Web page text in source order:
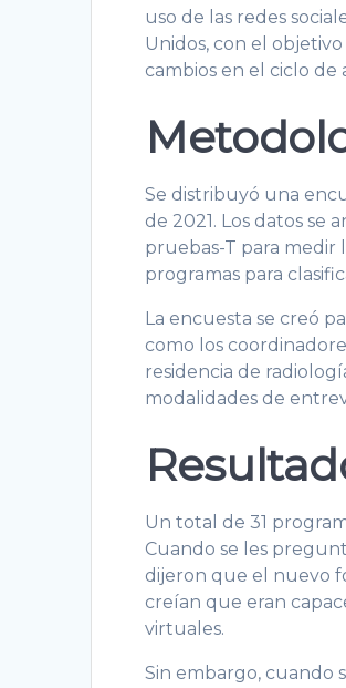
uso de las redes
Unidos, con el
cambios en el ciclo de
Se distribuyó una
de 2021. Los datos se
pruebas-T para medir
programas para
La encuesta se creó
como los
residencia de
modalidades de
Un total de 31
Cuando se les
dijeron que el nuevo
creían que eran
virtuales.
Sin embargo, cuando